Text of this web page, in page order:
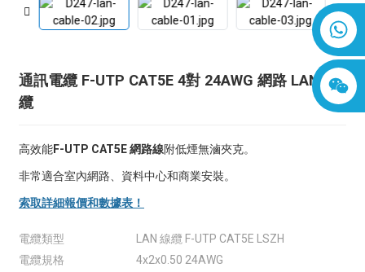
8618019377761
通訊電纜 F-UTP CAT5E 4對 24AWG 網路 LAN 電
纜
高效能F-UTP CAT5E 網路線附低煙無滷夾克。
非常適合室內網路、資料中心和商業安裝。
索取詳細報價和數據表！
電纜類型
LAN 線纜 F-UTP CAT5E LSZH
電纜規格
4x2x0.50 24AWG